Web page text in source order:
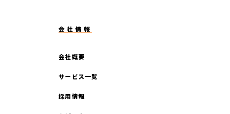
会社情報
会社概要
サービス一覧
採用情報